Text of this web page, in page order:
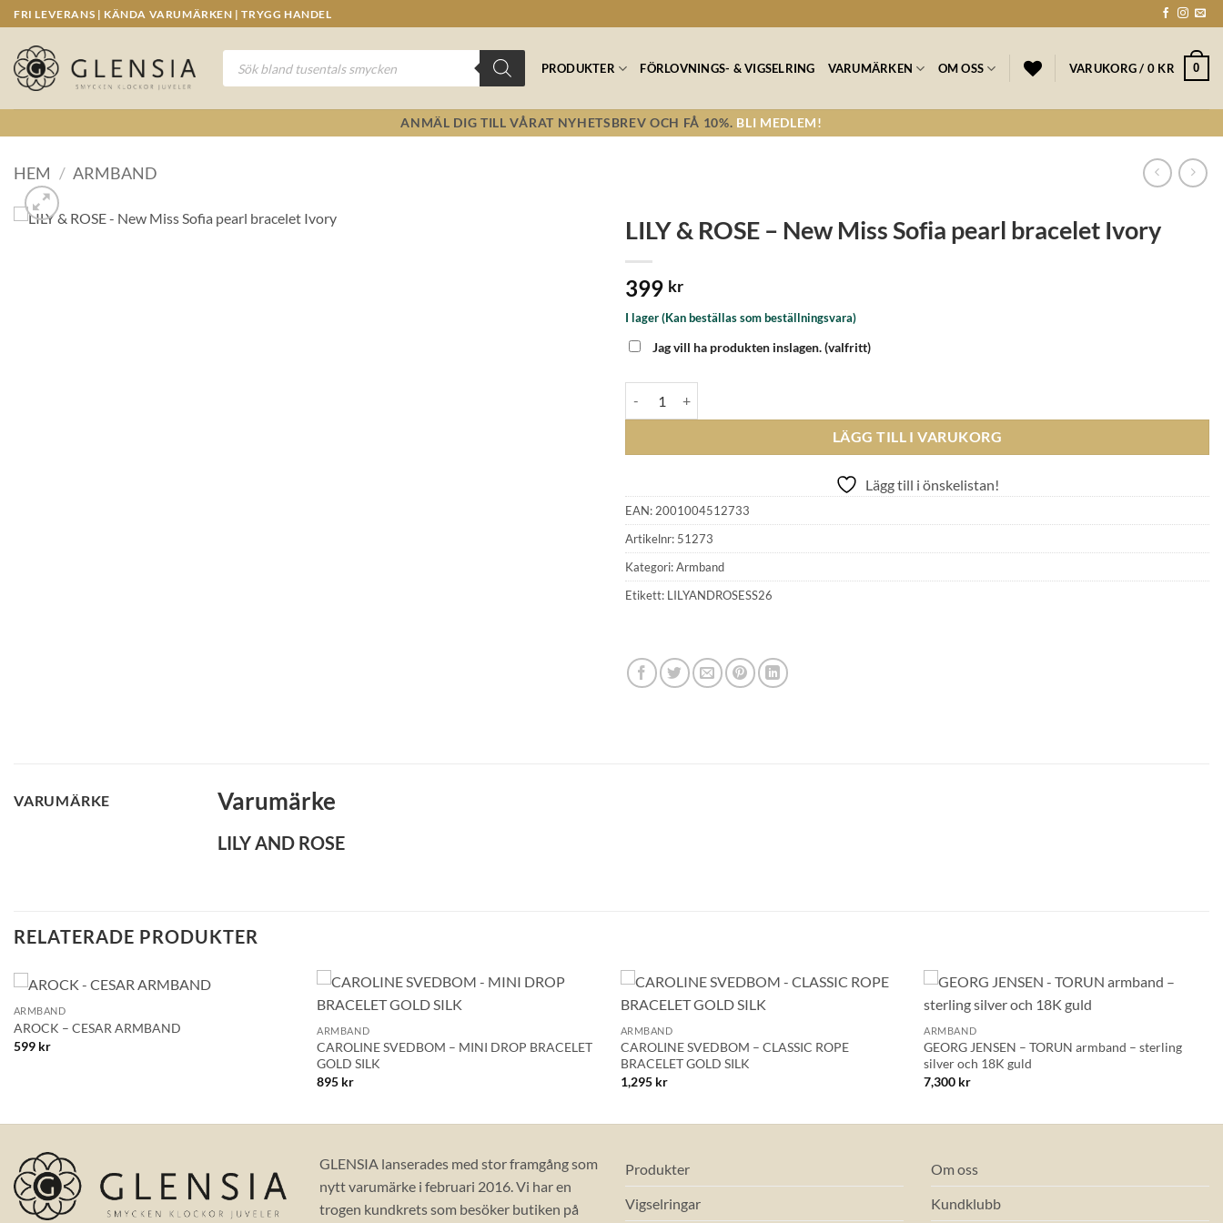
Skip
to
content
FRI LEVERANS | KÄNDA VARUMÄRKEN | TRYGG HANDEL
Produktsökning
PRODUKTER FÖRLOVNINGS- & VIGSELRING VARUMÄRKEN OM OSS VARUKORG / 0 KR 0
ANMÄL DIG TILL VÅRAT NYHETSBREV OCH FÅ 10%. BLI MEDLEM!
HEM / ARMBAND
LILY & ROSE – New Miss Sofia pearl bracelet Ivory
399 kr
I lager (Kan beställas som beställningsvara)
Jag vill ha produkten inslagen.(valfritt)
LÄGG TILL I VARUKORG
Lägg till i önskelistan!
EAN:2001004512733
Artikelnr: 51273
Kategori:Armband
Etikett: LILYANDROSESS26
VARUMÄRKE Varumärke
LILY AND ROSE
RELATERADE PRODUKTER
+
ARMBAND
AROCK – CESAR ARMBAND
599 kr
+
ARMBAND
CAROLINE SVEDBOM – MINI DROP BRACELET
GOLD SILK
895 kr
+
ARMBAND
CAROLINE SVEDBOM – CLASSIC ROPE
BRACELET GOLD SILK
1,295 kr
+
ARMBAND
GEORG JENSEN – TORUN armband – sterling
silver och 18K guld
7,300 kr
GLENSIA lanserades med stor framgång som
nytt varumärke i februari 2016. Vi har en
trogen kundkrets som besöker butiken på
Produkter
Vigselringar
Om oss
Kundklubb
Bli medlem idag och få 10% rabatt på ditt första köp